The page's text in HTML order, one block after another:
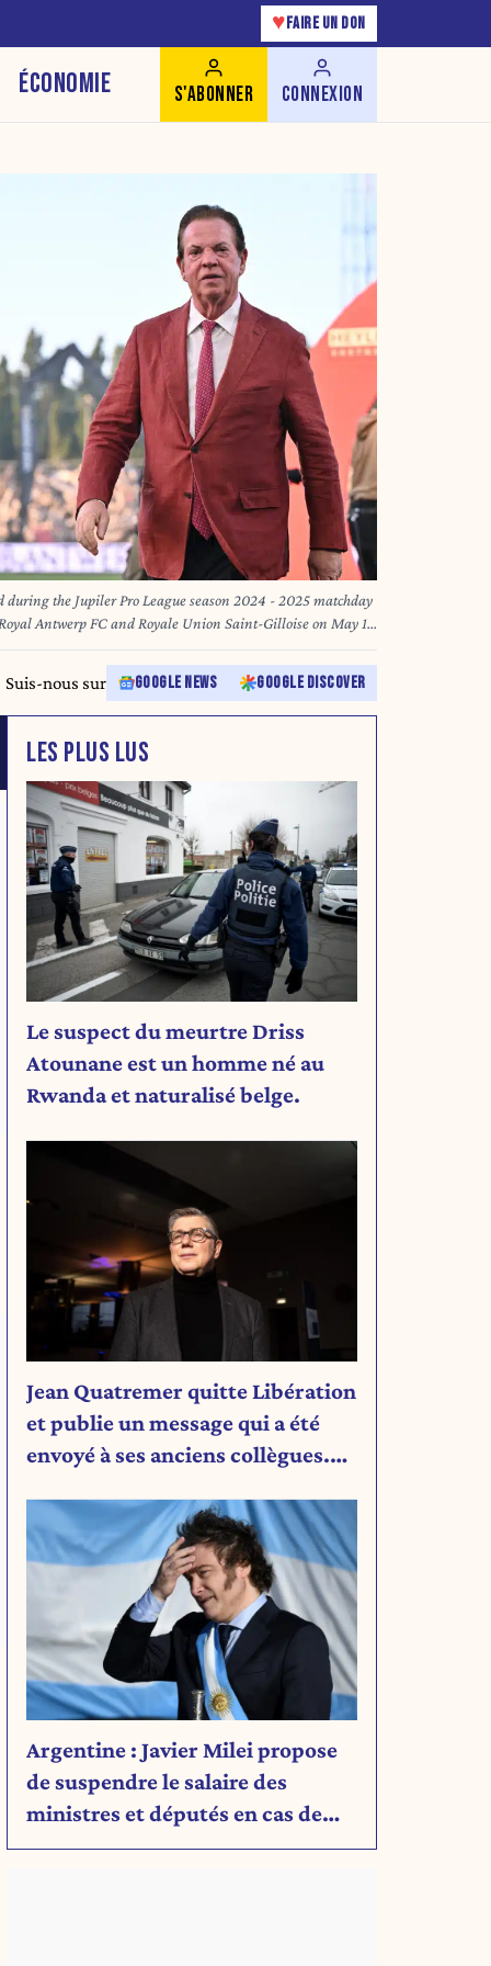
♥ FAIRE UN DON
ÉCONOMIE S'ABONNER CONNEXION
during the Jupiler Pro League season 2024 - 2025 matchday
Antwerp FC and Royale Union Saint-Gilloise on May 17
Catry/Isosport)
Suis-nous sur GOOGLE NEWS GOOGLE DISCOVER
LES PLUS LUS
Le suspect du meurtre Driss
Atounane est un homme né au
Rwanda et naturalisé belge.
Jean Quatremer quitte Libération
et publie un message qui a été
envoyé à ses anciens collègues.
Argentine : Javier Milei propose
de suspendre le salaire des
ministres et députés en cas de
déficit budgétaire